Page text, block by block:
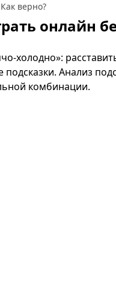
Как верно?
онлайн
Анализ
комбинации.